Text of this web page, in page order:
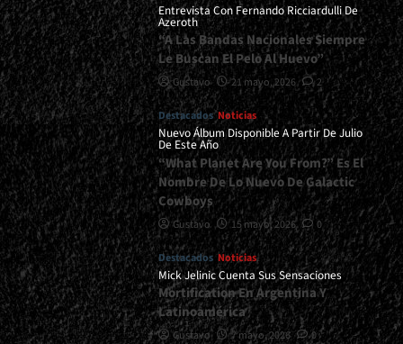
Entrevista Con Fernando Ricciardulli De
Azeroth
“A Las Bandas Nacionales Siempre
Le Buscan El Pelo Al Huevo”
Gustavo 21 mayo, 2026 2
Destacados Noticias
Nuevo Álbum Disponible A Partir De Julio
De Este Año
“What Planet Are You From?” Es El
Nombre De Lo Nuevo De Galactic
Cowboys
Gustavo 15 mayo, 2026 0
Destacados Noticias
Mick Jelinic Cuenta Sus Sensaciones
Mortification En Argentina Y
Latinoamérica
Gustavo 7 mayo, 2026 0